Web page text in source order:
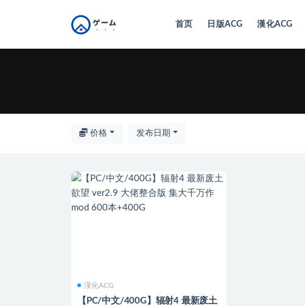
首页 日版ACG 漢化ACG
价格 发布日期
漢化ACG
【PC/中文/400G】辐射4 最新废土